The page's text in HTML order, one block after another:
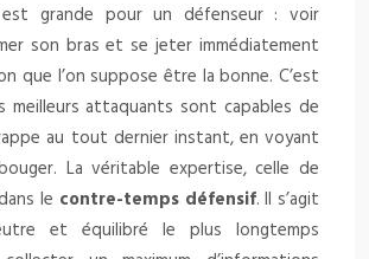
grande pour un défenseur : voir
son bras et se jeter immédiatement
que l’on suppose être la bonne. C’est
meilleurs attaquants sont capables de
au tout dernier instant, en voyant
La véritable expertise, celle de
le contre-temps défensif. Il s’agit
et équilibré le plus longtemps